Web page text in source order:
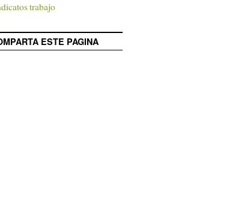
trabajo
ESTE PAGINA